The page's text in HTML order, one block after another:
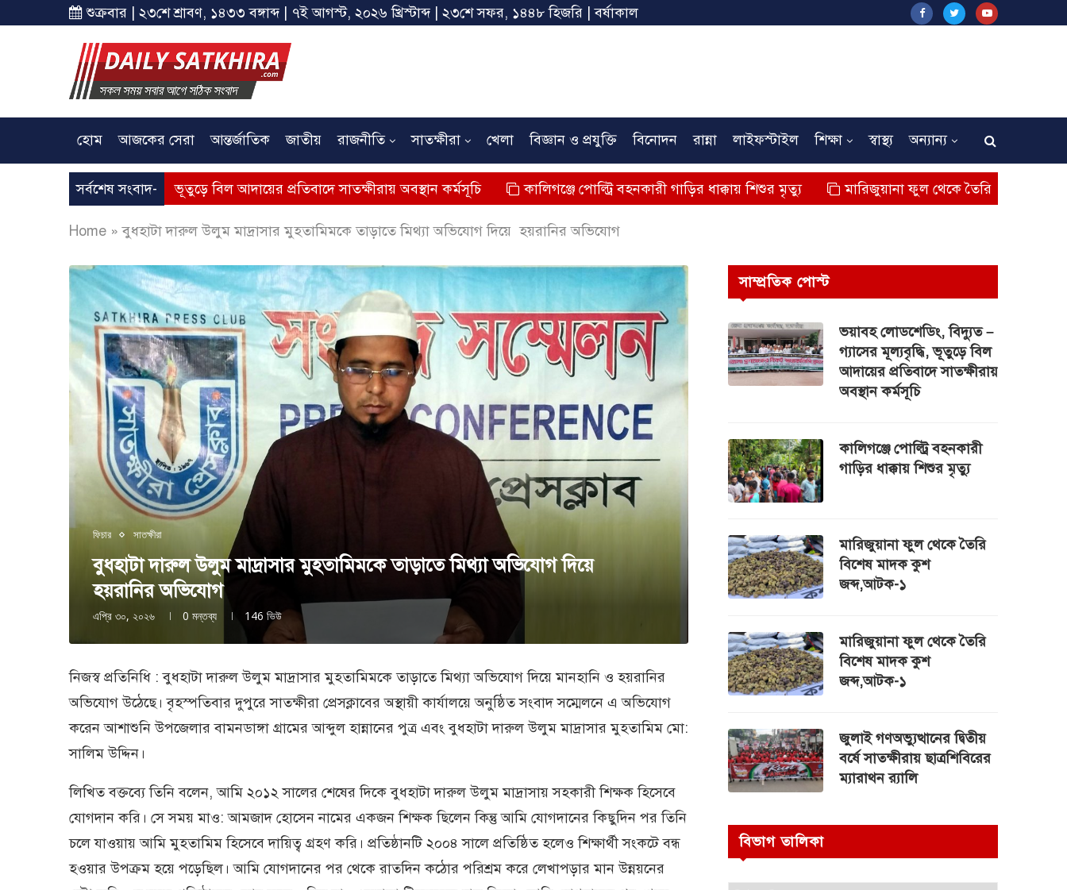
শুক্রবার | ২৩শে শ্রাবণ, ১৪৩৩ বঙ্গাব্দ | ৭ই আগস্ট, ২০২৬ খ্রিস্টাব্দ | ২৩শে সফর, ১৪৪৮ হিজরি | বর্ষাকাল
হোম আজকের সেরা আন্তর্জাতিক জাতীয় রাজনীতি সাতক্ষীরা খেলা বিজ্ঞান ও প্রযুক্তি বিনোদন রান্না লাইফস্টাইল শিক্ষা স্বাস্থ্য অন্যান্য
সর্বশেষ সংবাদ-
মূল্যবৃদ্ধি, ভূতুড়ে বিল আদায়ের প্রতিবাদে সাতক্ষীরায় অবস্থান কর্মসূচি কালিগঞ্জে পোল্ট্রি বহনকারী গাড়ির ধাক্কায় শিশুর মৃত্যু মারিজুয়ানা ফুল থেকে তৈরি বিশেষ মাদক কুশ
Home »বুধহাটা দারুল উলুম মাদ্রাসার মুহতামিমকে তাড়াতে মিথ্যা অভিযোগ দিয়ে হয়রানির অভিযোগ
ফিচার সাতক্ষীরা
বুধহাটা দারুল উলুম মাদ্রাসার মুহতামিমকে তাড়াতে মিথ্যা অভিযোগ দিয়ে
হয়রানির অভিযোগ
এপ্রি ৩০, ২০২৬ 0 মন্তব্য 146 ভিউ
নিজস্ব প্রতিনিধি : বুধহাটা দারুল উলুম মাদ্রাসার মুহতামিমকে তাড়াতে মিথ্যা অভিযোগ দিয়ে মানহানি ও হয়রানির
অভিযোগ উঠেছে। বৃহস্পতিবার দুপুরে সাতক্ষীরা প্রেসক্লাবের অস্থায়ী কার্যালয়ে অনুষ্ঠিত সংবাদ সম্মেলনে এ অভিযোগ
করেন আশাশুনি উপজেলার বামনডাঙ্গা গ্রামের আব্দুল হান্নানের পুত্র এবং বুধহাটা দারুল উলুম মাদ্রাসার মুহতামিম মো:
সালিম উদ্দিন।
লিখিত বক্তব্যে তিনি বলেন, আমি ২০১২ সালের শেষের দিকে বুধহাটা দারুল উলুম মাদ্রাসায় সহকারী শিক্ষক হিসেবে
যোগদান করি। সে সময় মাও: আমজাদ হোসেন নামের একজন শিক্ষক ছিলেন কিন্তু আমি যোগদানের কিছুদিন পর তিনি
চলে যাওয়ায় আমি মুহতামিম হিসেবে দায়িত্ব গ্রহণ করি। প্রতিষ্ঠানটি ২০০৪ সালে প্রতিষ্ঠিত হলেও শিক্ষার্থী সংকটে বন্ধ
হওয়ার উপক্রম হয়ে পড়েছিল। আমি যোগদানের পর থেকে রাতদিন কঠোর পরিশ্রম করে লেখাপড়ার মান উন্নয়নের
সাম্প্রতিক পোস্ট
ভয়াবহ লোডশেডিং, বিদ্যুত –
গ্যাসের মূল্যবৃদ্ধি, ভূতুড়ে বিল
আদায়ের প্রতিবাদে সাতক্ষীরায়
অবস্থান কর্মসূচি
কালিগঞ্জে পোল্ট্রি বহনকারী
গাড়ির ধাক্কায় শিশুর মৃত্যু
মারিজুয়ানা ফুল থেকে তৈরি
বিশেষ মাদক কুশ
জব্দ,আটক-১
মারিজুয়ানা ফুল থেকে তৈরি
বিশেষ মাদক কুশ
জব্দ,আটক-১
জুলাই গণঅভ্যুত্থানের দ্বিতীয়
বর্ষে সাতক্ষীরায় ছাত্রশিবিরের
ম্যারাথন র‌্যালি
বিভাগ তালিকা